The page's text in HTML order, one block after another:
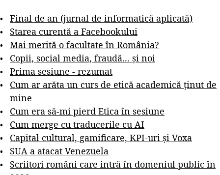
Final de an (jurnal de informatică aplicată)
Starea curentă a Facebookului
Mai merită o facultate în România?
Copii, social media, fraudă... și noi
Prima sesiune - rezumat
Cum ar arăta un curs de etică academică ținut de
mine
Cum era să-mi pierd Etica în sesiune
Cum merge cu traducerile cu AI
Capital cultural, gamificare, KPI-uri și Voxa
SUA a atacat Venezuela
Scriitori români care intră în domeniul public în